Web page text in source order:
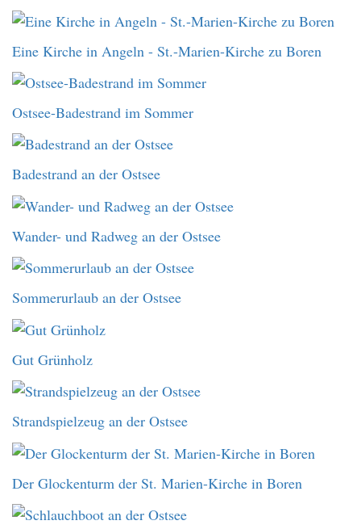
Eine Kirche in Angeln - St.-Marien-Kirche zu Boren
Ostsee-Badestrand im Sommer
Badestrand an der Ostsee
Wander- und Radweg an der Ostsee
Sommerurlaub an der Ostsee
Gut Grünholz
Strandspielzeug an der Ostsee
Der Glockenturm der St. Marien-Kirche in Boren